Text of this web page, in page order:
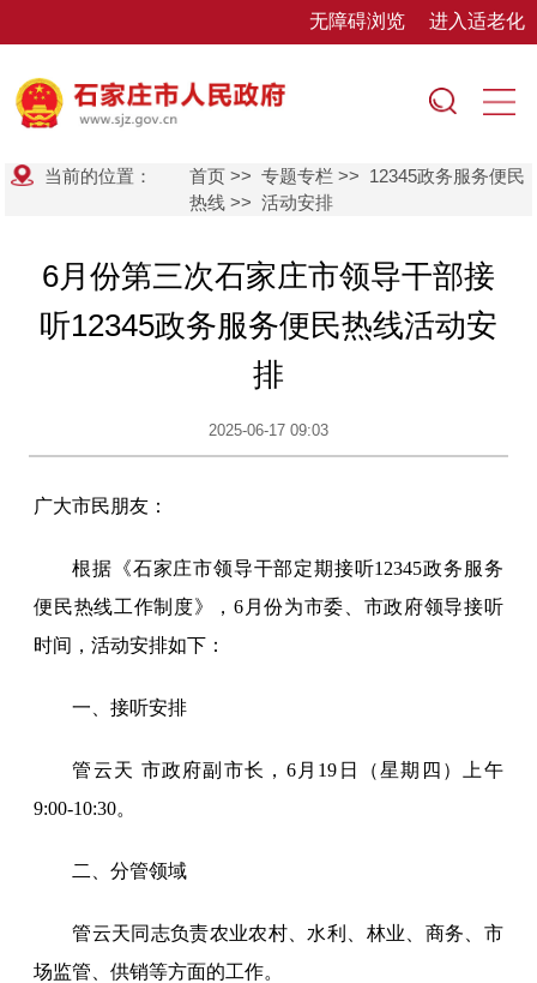
无障碍浏览 进入适老化
当前的位置： 首页 >>专题专栏 >> 12345政务服务便民
热线 >>活动安排
6月份第三次石家庄市领导干部接
听12345政务服务便民热线活动安
排
2025-06-17 09:03
广大市民朋友：
根据《石家庄市领导干部定期接听12345政务服务
便民热线工作制度》，6月份为市委、市政府领导接听
时间，活动安排如下：
一、接听安排
管云天 市政府副市长，6月19日（星期四）上午
9:00-10:30。
二、分管领域
管云天同志负责农业农村、水利、林业、商务、市
场监管、供销等方面的工作。